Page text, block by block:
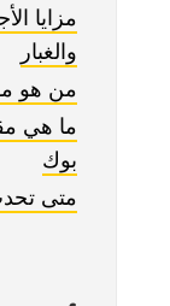
مزايا
والغبار
من هو
ما هي
بوك
متى